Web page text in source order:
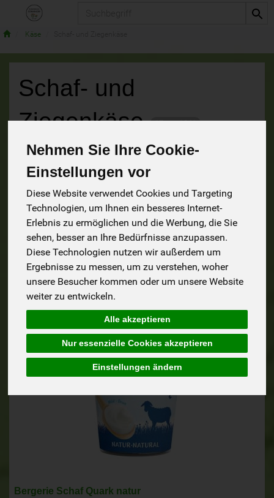
Nehmen Sie Ihre Cookie-
Einstellungen vor
Diese Website verwendet Cookies und Targeting
Technologien, um Ihnen ein besseres Internet-
Erlebnis zu ermöglichen und die Werbung, die Sie
sehen, besser an Ihre Bedürfnisse anzupassen.
Diese Technologien nutzen wir außerdem um
Ergebnisse zu messen, um zu verstehen, woher
unsere Besucher kommen oder um unsere Website
weiter zu entwickeln.
Alle akzeptieren
Nur essenzielle Cookies akzeptieren
Einstellungen ändern
Käse
Schaf- und
Ziegenkäse 17 von 1241
Hersteller Ernährung Allergene
Bergerie Schaf Quark natur